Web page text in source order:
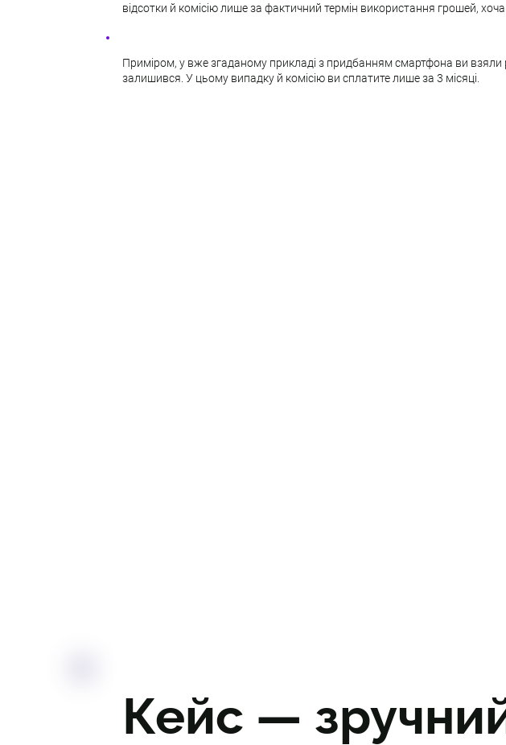
відсотки й комісію лише за фактичний термін використання грошей,
Приміром, у вже згаданому прикладі з придбанням смартфона ви взяли
залишився. У цьому випадку й комісію ви сплатите лише за 3 місяці.
Кейс —